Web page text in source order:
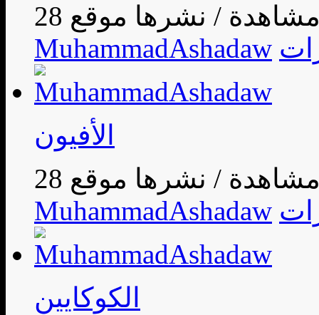
/
MuhammadAshadaw
الأفيون
/
MuhammadAshadaw
الكوكايين